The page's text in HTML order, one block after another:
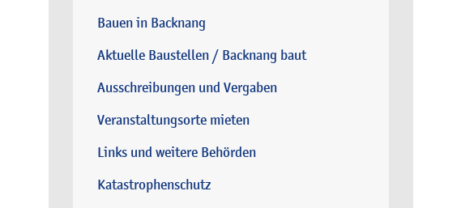
Bauen in Backnang
Aktuelle Baustellen / Backnang baut
Ausschreibungen und Vergaben
Veranstaltungsorte mieten
Links und weitere Behörden
Katastrophenschutz